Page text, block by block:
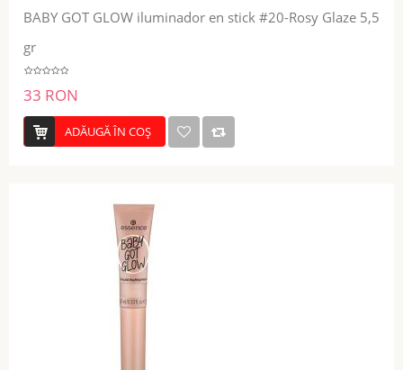
BABY GOT GLOW iluminador en stick #20-Rosy Glaze 5,5
gr
33 RON
ADĂUGĂ ÎN COŞ